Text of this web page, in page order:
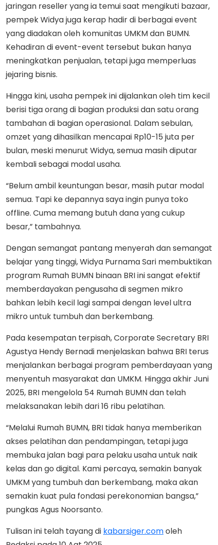
jaringan reseller yang ia temui saat mengikuti bazaar,
pempek Widya juga kerap hadir di berbagai event
yang diadakan oleh komunitas UMKM dan BUMN.
Kehadiran di event-event tersebut bukan hanya
meningkatkan penjualan, tetapi juga memperluas
jejaring bisnis.
Hingga kini, usaha pempek ini dijalankan oleh tim kecil
berisi tiga orang di bagian produksi dan satu orang
tambahan di bagian operasional. Dalam sebulan,
omzet yang dihasilkan mencapai Rp10-15 juta per
bulan, meski menurut Widya, semua masih diputar
kembali sebagai modal usaha.
“Belum ambil keuntungan besar, masih putar modal
semua. Tapi ke depannya saya ingin punya toko
offline. Cuma memang butuh dana yang cukup
besar,” tambahnya.
Dengan semangat pantang menyerah dan semangat
belajar yang tinggi, Widya Purnama Sari membuktikan
program Rumah BUMN binaan BRI ini sangat efektif
memberdayakan pengusaha di segmen mikro
bahkan lebih kecil lagi sampai dengan level ultra
mikro untuk tumbuh dan berkembang.
Pada kesempatan terpisah, Corporate Secretary BRI
Agustya Hendy Bernadi menjelaskan bahwa BRI terus
menjalankan berbagai program pemberdayaan yang
menyentuh masyarakat dan UMKM. Hingga akhir Juni
2025, BRI mengelola 54 Rumah BUMN dan telah
melaksanakan lebih dari 16 ribu pelatihan.
“Melalui Rumah BUMN, BRI tidak hanya memberikan
akses pelatihan dan pendampingan, tetapi juga
membuka jalan bagi para pelaku usaha untuk naik
kelas dan go digital. Kami percaya, semakin banyak
UMKM yang tumbuh dan berkembang, maka akan
semakin kuat pula fondasi perekonomian bangsa,”
pungkas Agus Noorsanto.
Tulisan ini telah tayang di kabarsiger.comoleh